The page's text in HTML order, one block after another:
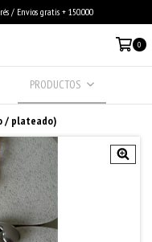
/ Envios gratis + 150.000
0
PRODUCTOS
/ plateado)